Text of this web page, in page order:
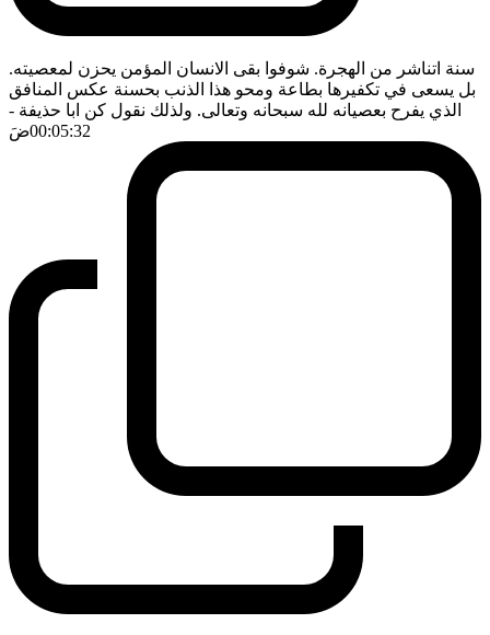
سنة اتناشر من الهجرة. شوفوا بقى الانسان المؤمن يحزن لمعصيته.
بل يسعى في تكفيرها بطاعة ومحو هذا الذنب بحسنة عكس المنافق
الذي يفرح بعصيانه لله سبحانه وتعالى. ولذلك نقول كن ابا حذيفة -
00:05:32ضَ